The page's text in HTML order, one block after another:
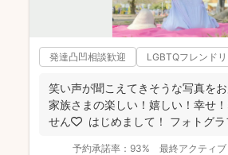
発達凸凹相談歓迎 LGBTQフレンド
笑い声が聞こえてきそうな写真を
家族さまの楽しい！嬉しい！幸せ
せん🧡 ⁡ はじめまして！ フォトグ
予約承諾率： 93% 最終アクティブ